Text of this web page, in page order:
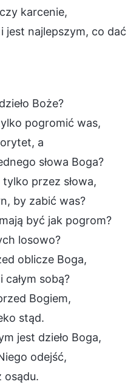
karcenie,
jest najlepszym, co dać
Boże?
pogromić was,
a
słowa Boga?
przez słowa,
by zabić was?
być jak pogrom?
losowo?
oblicze Boga,
całym sobą?
Bogiem,
stąd.
jest dzieło Boga,
odejść,
osądu.